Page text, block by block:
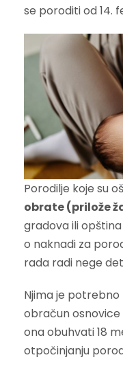
se poroditi od 14.
Porodilje koje su
obrate (prilože
gradova ili
o naknadi za
rada radi nege
Njima je
obračun
ona obuhvati 18
otpočinjanju